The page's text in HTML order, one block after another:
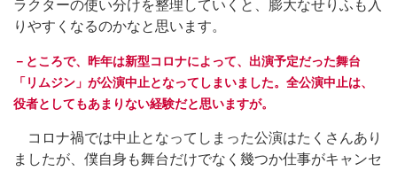
ラクターの使い分けを整理していくと、膨大なせりふも入
りやすくなるのかなと思います。
－ところで、昨年は新型コロナによって、出演予定だった舞台
「リムジン」が公演中止となってしまいました。全公演中止は、
役者としてもあまりない経験だと思いますが。
コロナ禍では中止となってしまった公演はたくさんあり
ましたが、僕自身も舞台だけでなく幾つか仕事がキャンセ